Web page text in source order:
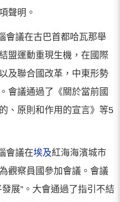
聲明。
會議在古巴首都哈瓦那舉
盟運動重現生機，在國際
及聯合國改革，中東形勢
會議通過了《關於當前國
、原則和作用的宣言》等5
會議在埃及紅海海濱城市
觀察員國參加會議。會議
展”。大會通過了指引不結